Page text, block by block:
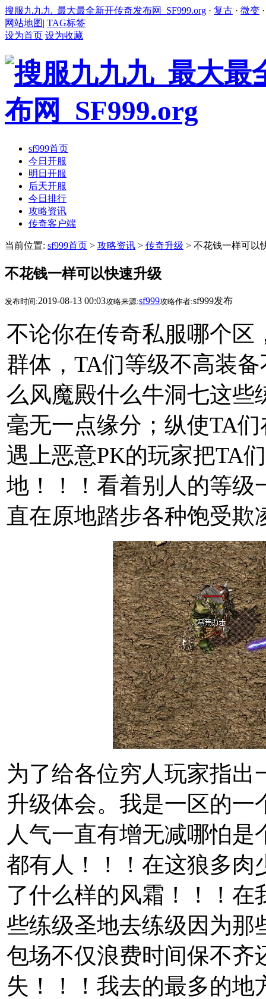
搜服九九九_最大最全新开传奇发布网_SF999.org · 复古 · 微变
网站地图| TAG标签
设为首页 设为收藏
sf999首页
今日开服
明日开服
后天开服
今日排行
攻略资讯
传奇客户端
当前位置: sf999首页 > 攻略资讯 > 传奇升级 > 不花钱一样可以
不花钱一样可以快速升级
发布时间:2019-08-13 00:03攻略来源:sf999攻略作者:sf999发布
不论你在传奇私服哪个区
群体，TA们等级不高装
么风魔殿什么牛洞七这些
毫无一点缘分；纵使TA
遇上恶意PK的玩家把TA
地！！！看着别人的等级
直在原地踏步各种饱受欺
为了给各位穷人玩家指
升级体会。我是一区的一
人气一直有增无减哪怕
都有人！！！在这狼多肉
了什么样的风霜！！！在
些练级圣地去练级因为那
包场不仅浪费时间保不齐
失！！！我去的最多的地